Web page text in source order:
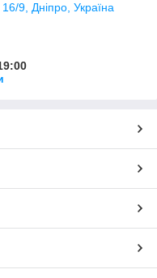
9, Дніпро, Україна